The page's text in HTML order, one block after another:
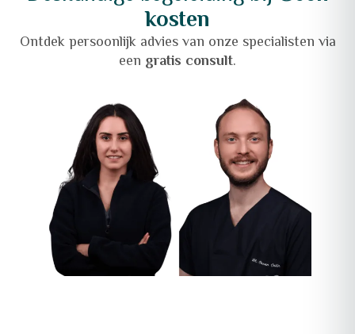
kosten
Ontdek persoonlijk advies van onze specialisten via
een gratis consult.